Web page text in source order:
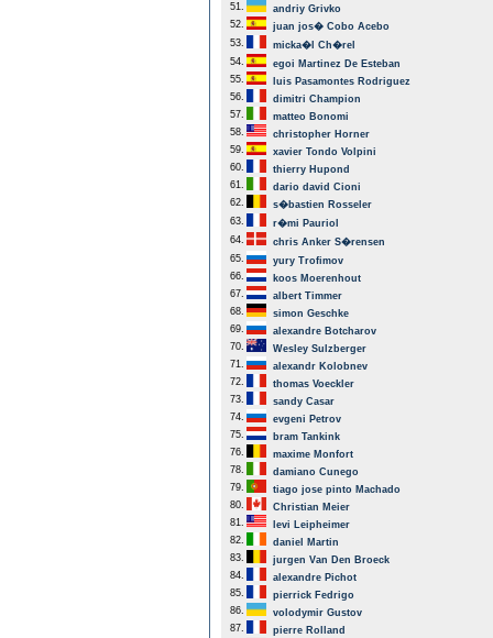
51.
andriy Grivko
52.
juan jos� Cobo Acebo
53.
micka�l Ch�rel
54.
egoi Martinez De Esteban
55.
luis Pasamontes Rodriguez
56.
dimitri Champion
57.
matteo Bonomi
58.
christopher Horner
59.
xavier Tondo Volpini
60.
thierry Hupond
61.
dario david Cioni
62.
s�bastien Rosseler
63.
r�mi Pauriol
64.
chris Anker S�rensen
65.
yury Trofimov
66.
koos Moerenhout
67.
albert Timmer
68.
simon Geschke
69.
alexandre Botcharov
70.
Wesley Sulzberger
71.
alexandr Kolobnev
72.
thomas Voeckler
73.
sandy Casar
74.
evgeni Petrov
75.
bram Tankink
76.
maxime Monfort
78.
damiano Cunego
79.
tiago jose pinto Machado
80.
Christian Meier
81.
levi Leipheimer
82.
daniel Martin
83.
jurgen Van Den Broeck
84.
alexandre Pichot
85.
pierrick Fedrigo
86.
volodymir Gustov
87.
pierre Rolland